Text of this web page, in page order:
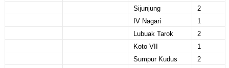
Sijunjung
2
IV Nagari
1
Lubuak Tarok
2
Koto VII
1
Sumpur Kudus
2